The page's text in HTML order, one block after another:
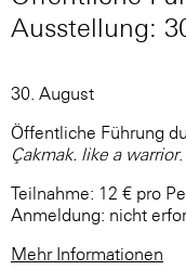
Ausstellung:
30. August
Öffentliche Führung
Çakmak. like a warrior.
Teilnahme: 12 € pro
Anmeldung: nicht
Mehr Informationen